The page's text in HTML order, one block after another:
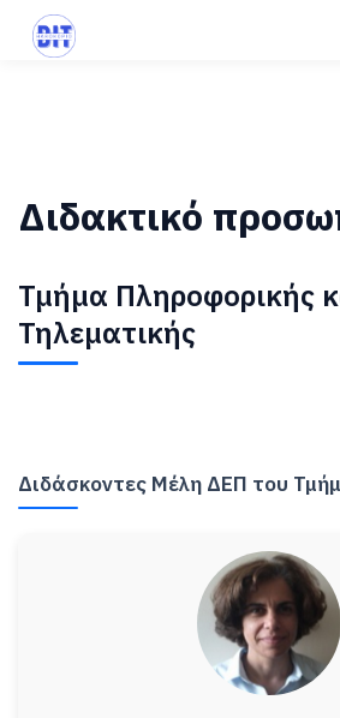
Διδακτικό
Τμήμα Πληροφορικής
Τηλεματικής
Διδάσκοντες Μέλη ΔΕΠ του